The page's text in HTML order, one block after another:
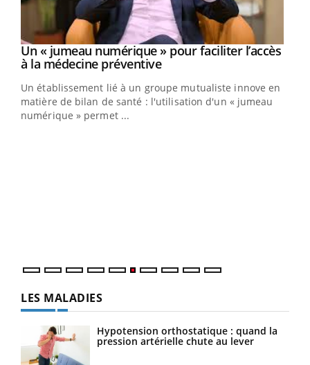
Youtube
Un « jumeau numérique » pour faciliter l’accès
à la médecine préventiveYoutube
Un établissement lié à un groupe mutualiste innove en
matière de bilan de santé : l'utilisation d'un « jumeau
numérique » permet ...
LES MALADIES
Hypotension orthostatique : quand la
pression artérielle chute au lever